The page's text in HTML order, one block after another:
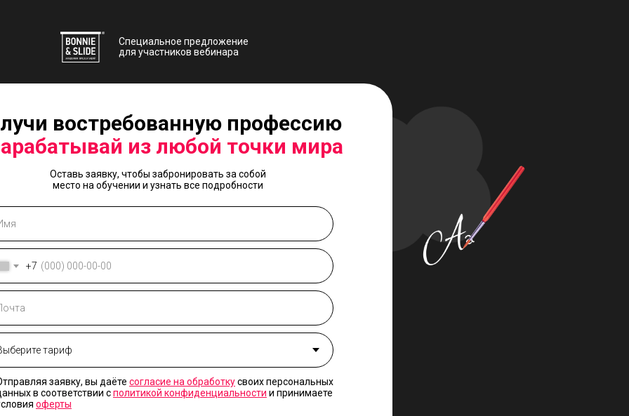
Специальное предложение
для участников вебинара
востребованную профессию
из любой точки мира
Оставь заявку, чтобы забронировать за собой
место на обучении и узнать все подробности
+7
заявку, вы даёте согласие на обработкусвоих персональных
в соответствии сполитикой конфиденциальности и принимаете
оферты